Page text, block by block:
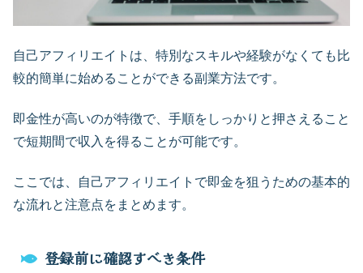
自己アフィリエイトは、特別なスキルや経験がなくても比
較的簡単に始めることができる副業方法です。
即金性が高いのが特徴で、手順をしっかりと押さえること
で短期間で収入を得ることが可能です。
ここでは、自己アフィリエイトで即金を狙うための基本的
な流れと注意点をまとめます。
登録前に確認すべき条件